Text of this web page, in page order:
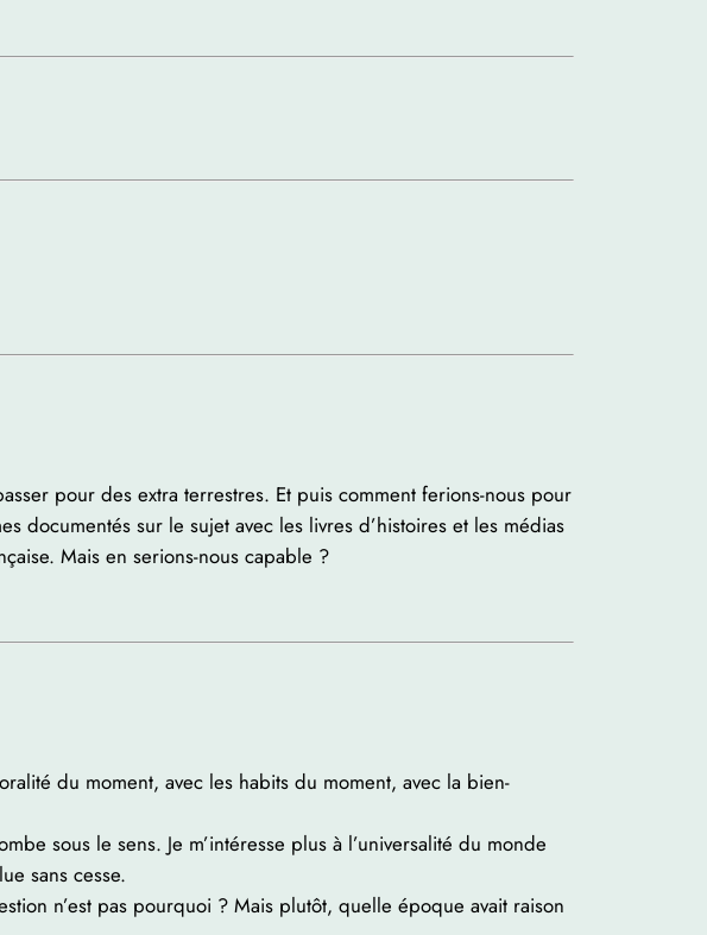
pour des extra terrestres. Et puis comment ferions-nous pour
documentés sur le sujet avec les livres d’histoires et les médias
Mais en serions-nous capable ?
du moment, avec les habits du moment, avec la bien-
sous le sens. Je m’intéresse plus à l’universalité du monde
sans cesse.
n’est pas pourquoi ? Mais plutôt, quelle époque avait raison